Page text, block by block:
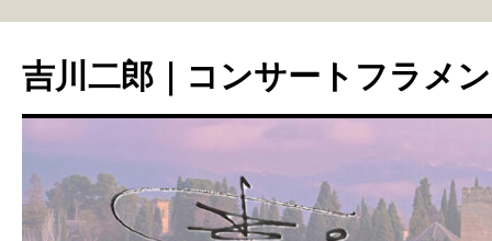
テ
ン
ッ
プ
吉川二郎｜コンサートフラメ